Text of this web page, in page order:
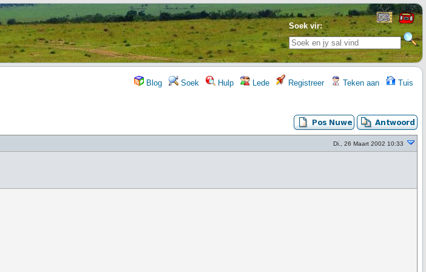
Soek vir:
Blog Soek Hulp Lede Registreer Teken aan Tuis
Di., 26 Maart 2002 10:33